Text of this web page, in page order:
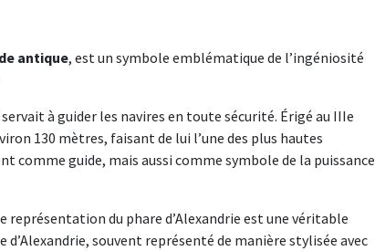
antique, est un symbole emblématique de l’ingéniosité
à guider les navires en toute sécurité. Érigé au IIIe
130 mètres, faisant de lui l’une des plus hautes
guide, mais aussi comme symbole de la puissance
représentation du phare d’Alexandrie est une véritable
souvent représenté de manière stylisée avec